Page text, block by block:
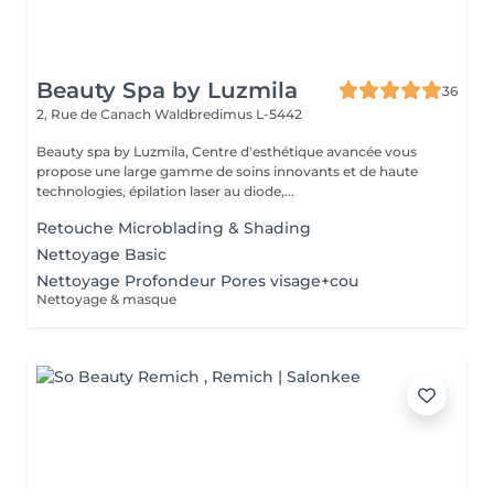
Beauty Spa by Luzmila
36
2, Rue de Canach Waldbredimus L-5442
Beauty spa by Luzmila, Centre d'esthétique avancée vous
propose une large gamme de soins innovants et de haute
technologies, épilation laser au diode,...
Retouche Microblading & Shading
Nettoyage Basic
Nettoyage Profondeur Pores visage+cou
Nettoyage & masque